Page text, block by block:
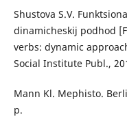
Shustova S.V.
dinamicheskij podhod
verbs: dynamic
Social Institute Publ.,
Mann Kl. Mephisto.
p.